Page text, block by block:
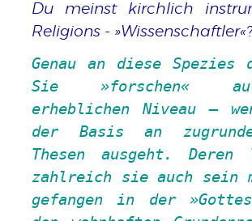
Du meinst kirchlich
Religions -
Wissenschaftler
Genau an diese Spezies
Sie forschen
auf
erheblichen Niveau –
der Basis an
Thesen ausgeht. Deren
zahlreich sie auch sein
gefangen in der